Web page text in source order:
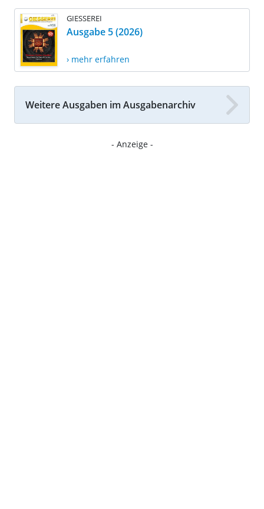
GIESSEREI
Ausgabe 5 (2026)
› mehr erfahren
Weitere Ausgaben im Ausgabenarchiv
- Anzeige -